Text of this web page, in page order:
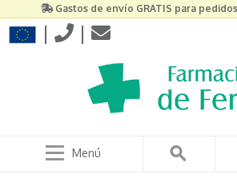
Gastos de envío GRATIS para
| |
Menú